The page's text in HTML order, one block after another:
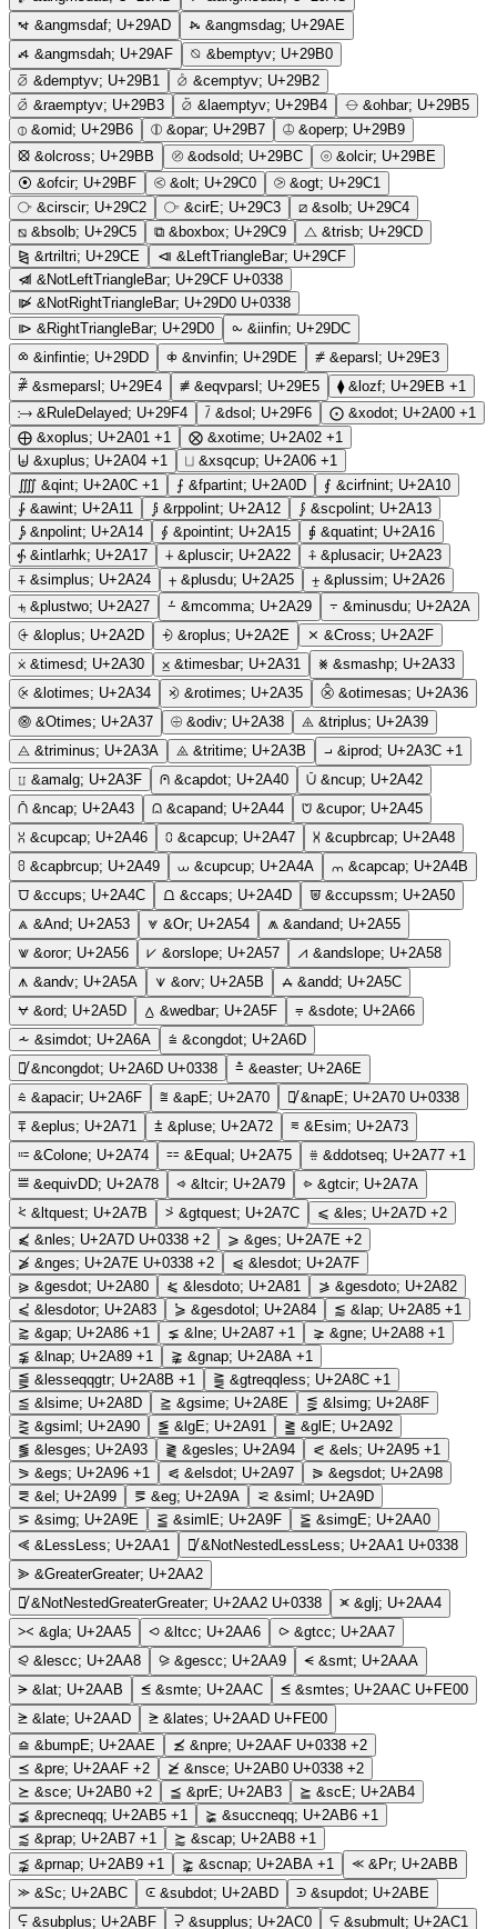
⦭ &angmsdaf; U+29AD ⦮ &angmsdag; U+29AE
⦯ &angmsdah; U+29AF ⦰ &bemptyv; U+29B0
⦱ &demptyv; U+29B1 ⦲ &cemptyv; U+29B2
⦳ &raemptyv; U+29B3 ⦴ &laemptyv; U+29B4 ⦵ &ohbar; U+29B5
⦶ &omid; U+29B6 ⦷ &opar; U+29B7 ⦹ &operp; U+29B9
⦻ &olcross; U+29BB ⦼ &odsold; U+29BC ⦾ &olcir; U+29BE
⦿ &ofcir; U+29BF ⧀ &olt; U+29C0 ⧁ &ogt; U+29C1
⧂ &cirscir; U+29C2 ⧃ &cirE; U+29C3 ⧄ &solb; U+29C4
⧅ &bsolb; U+29C5 ⧉ &boxbox; U+29C9 ⧍ &trisb; U+29CD
⧎ &rtriltri; U+29CE ⧏ &LeftTriangleBar; U+29CF
⧏̸ &NotLeftTriangleBar; U+29CF U+0338
⧐̸ &NotRightTriangleBar; U+29D0 U+0338
⧐ &RightTriangleBar; U+29D0 ⧜ &iinfin; U+29DC
⧝ &infintie; U+29DD ⧞ &nvinfin; U+29DE ⧣ &eparsl; U+29E3
⧤ &smeparsl; U+29E4 ⧥ &eqvparsl; U+29E5 ⧫ &lozf; U+29EB +1
⧴ &RuleDelayed; U+29F4 ⧶ &dsol; U+29F6 ⨀ &xodot; U+2A00 +1
⨁ &xoplus; U+2A01 +1 ⨂ &xotime; U+2A02 +1
⨄ &xuplus; U+2A04 +1 ⨆ &xsqcup; U+2A06 +1
⨌ &qint; U+2A0C +1 ⨍ &fpartint; U+2A0D ⨐ &cirfnint; U+2A10
⨑ &awint; U+2A11 ⨒ &rppolint; U+2A12 ⨓ &scpolint; U+2A13
⨔ &npolint; U+2A14 ⨕ &pointint; U+2A15 ⨖ &quatint; U+2A16
⨗ &intlarhk; U+2A17 ⨢ &pluscir; U+2A22 ⨣ &plusacir; U+2A23
⨤ &simplus; U+2A24 ⨥ &plusdu; U+2A25 ⨦ &plussim; U+2A26
⨧ &plustwo; U+2A27 ⨩ &mcomma; U+2A29 ⨪ &minusdu; U+2A2A
⨭ &loplus; U+2A2D ⨮ &roplus; U+2A2E ⨯ &Cross; U+2A2F
⨰ &timesd; U+2A30 ⨱ &timesbar; U+2A31 ⨳ &smashp; U+2A33
⨴ &lotimes; U+2A34 ⨵ &rotimes; U+2A35 ⨶ &otimesas; U+2A36
⨷ &Otimes; U+2A37 ⨸ &odiv; U+2A38 ⨹ &triplus; U+2A39
⨺ &triminus; U+2A3A ⨻ &tritime; U+2A3B ⨼ &iprod; U+2A3C +1
⨿ &amalg; U+2A3F ⩀ &capdot; U+2A40 ⩂ &ncup; U+2A42
⩃ &ncap; U+2A43 ⩄ &capand; U+2A44 ⩅ &cupor; U+2A45
⩆ &cupcap; U+2A46 ⩇ &capcup; U+2A47 ⩈ &cupbrcap; U+2A48
⩉ &capbrcup; U+2A49 ⩊ &cupcup; U+2A4A ⩋ &capcap; U+2A4B
⩌ &ccups; U+2A4C ⩍ &ccaps; U+2A4D ⩐ &ccupssm; U+2A50
⩓ &And; U+2A53 ⩔ &Or; U+2A54 ⩕ &andand; U+2A55
⩖ &oror; U+2A56 ⩗ &orslope; U+2A57 ⩘ &andslope; U+2A58
⩚ &andv; U+2A5A ⩛ &orv; U+2A5B ⩜ &andd; U+2A5C
⩝ &ord; U+2A5D ⩟ &wedbar; U+2A5F ⩦ &sdote; U+2A66
⩪ &simdot; U+2A6A ⩭ &congdot; U+2A6D
⩭̸ &ncongdot; U+2A6D U+0338 ⩮ &easter; U+2A6E
⩯ &apacir; U+2A6F ⩰ &apE; U+2A70 ⩰̸ &napE; U+2A70 U+0338
⩱ &eplus; U+2A71 ⩲ &pluse; U+2A72 ⩳ &Esim; U+2A73
⩴ &Colone; U+2A74 ⩵ &Equal; U+2A75 ⩷ &ddotseq; U+2A77 +1
⩸ &equivDD; U+2A78 ⩹ &ltcir; U+2A79 ⩺ &gtcir; U+2A7A
⩻ &ltquest; U+2A7B ⩼ &gtquest; U+2A7C ⩽ &les; U+2A7D +2
⩽̸ &nles; U+2A7D U+0338 +2 ⩾ &ges; U+2A7E +2
⩾̸ &nges; U+2A7E U+0338 +2 ⩿ &lesdot; U+2A7F
⪀ &gesdot; U+2A80 ⪁ &lesdoto; U+2A81 ⪂ &gesdoto; U+2A82
⪃ &lesdotor; U+2A83 ⪄ &gesdotol; U+2A84 ⪅ &lap; U+2A85 +1
⪆ &gap; U+2A86 +1 ⪇ &lne; U+2A87 +1 ⪈ &gne; U+2A88 +1
⪉ &lnap; U+2A89 +1 ⪊ &gnap; U+2A8A +1
⪋ &lesseqqgtr; U+2A8B +1 ⪌ &gtreqqless; U+2A8C +1
⪍ &lsime; U+2A8D ⪎ &gsime; U+2A8E ⪏ &lsimg; U+2A8F
⪐ &gsiml; U+2A90 ⪑ &lgE; U+2A91 ⪒ &glE; U+2A92
⪓ &lesges; U+2A93 ⪔ &gesles; U+2A94 ⪕ &els; U+2A95 +1
⪖ &egs; U+2A96 +1 ⪗ &elsdot; U+2A97 ⪘ &egsdot; U+2A98
⪙ &el; U+2A99 ⪚ &eg; U+2A9A ⪝ &siml; U+2A9D
⪞ &simg; U+2A9E ⪟ &simlE; U+2A9F ⪠ &simgE; U+2AA0
⪡ &LessLess; U+2AA1 ⪡̸ &NotNestedLessLess; U+2AA1 U+0338
⪢ &GreaterGreater; U+2AA2
⪢̸ &NotNestedGreaterGreater; U+2AA2 U+0338 ⪤ &glj; U+2AA4
⪥ &gla; U+2AA5 ⪦ &ltcc; U+2AA6 ⪧ &gtcc; U+2AA7
⪨ &lescc; U+2AA8 ⪩ &gescc; U+2AA9 ⪪ &smt; U+2AAA
⪫ &lat; U+2AAB ⪬ &smte; U+2AAC ⪬︀ &smtes; U+2AAC U+FE00
⪭ &late; U+2AAD ⪭︀ &lates; U+2AAD U+FE00
⪮ &bumpE; U+2AAE ⪯̸ &npre; U+2AAF U+0338 +2
⪯ &pre; U+2AAF +2 ⪰̸ &nsce; U+2AB0 U+0338 +2
⪰ &sce; U+2AB0 +2 ⪳ &prE; U+2AB3 ⪴ &scE; U+2AB4
⪵ &precneqq; U+2AB5 +1 ⪶ &succneqq; U+2AB6 +1
⪷ &prap; U+2AB7 +1 ⪸ &scap; U+2AB8 +1
⪹ &prnap; U+2AB9 +1 ⪺ &scnap; U+2ABA +1 ⪻ &Pr; U+2ABB
⪼ &Sc; U+2ABC ⪽ &subdot; U+2ABD ⪾ &supdot; U+2ABE
⪿ &subplus; U+2ABF ⫀ &supplus; U+2AC0 ⫁ &submult; U+2AC1